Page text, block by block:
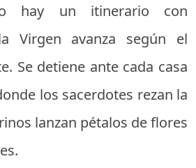
hay un itinerario con
Virgen avanza según el
Se detiene ante cada casa
los sacerdotes rezan la
lanzan pétalos de flores